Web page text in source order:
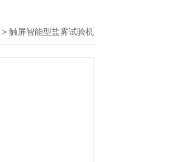
> 触屏智能型盐雾试验机